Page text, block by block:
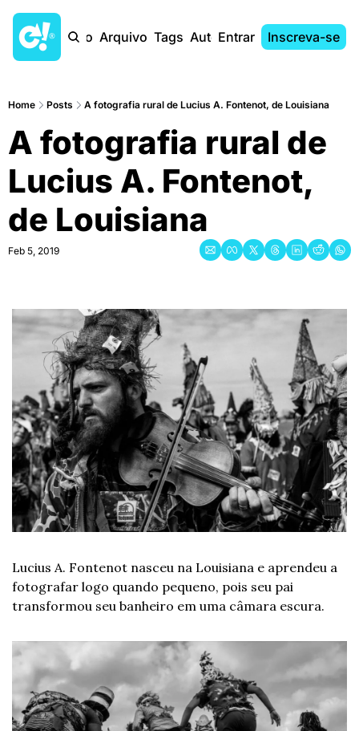
Início Arquivo Tags AutoresEntrar Inscreva-se
Home Posts A fotografia rural de Lucius A. Fontenot, de Louisiana
A fotografia rural de
Lucius A. Fontenot,
de Louisiana
Feb 5, 2019
Lucius A. Fontenot nasceu na Louisiana e aprendeu a
fotografar logo quando pequeno, pois seu pai
transformou seu banheiro em uma câmara escura.